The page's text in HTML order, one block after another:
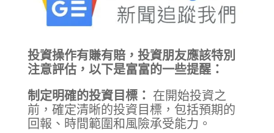
投資操作有賺有賠，投資朋友應該特別
注意評估，以下是富富的一些提醒：
制定明確的投資目標： 在開始投資之
前，確定清晰的投資目標，包括預期的
回報、時間範圍和風險承受能力。